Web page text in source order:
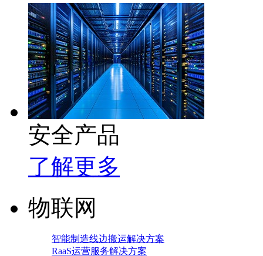
安全产品
了解更多
物联网
智能制造线边搬运解决方案
RaaS运营服务解决方案